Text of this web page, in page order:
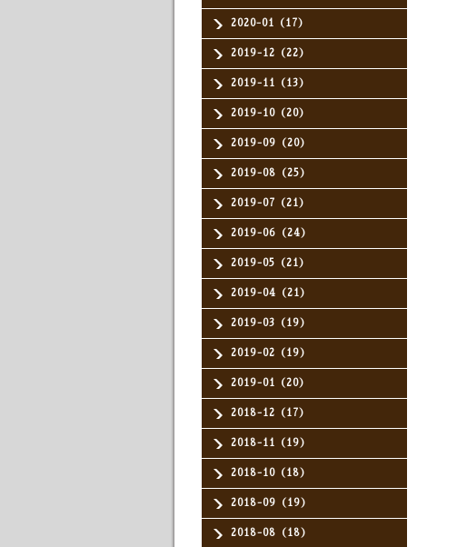
2020-01（17）
2019-12（22）
2019-11（13）
2019-10（20）
2019-09（20）
2019-08（25）
2019-07（21）
2019-06（24）
2019-05（21）
2019-04（21）
2019-03（19）
2019-02（19）
2019-01（20）
2018-12（17）
2018-11（19）
2018-10（18）
2018-09（19）
2018-08（18）